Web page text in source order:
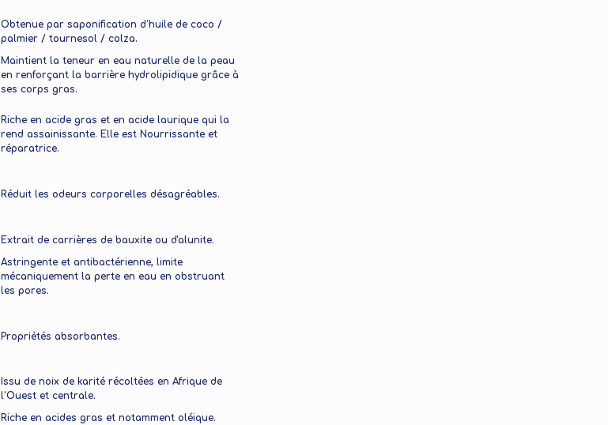
Obtenue par saponification d’huile de coco /
palmier / tournesol / colza.
Maintient la teneur en eau naturelle de la peau
en renforçant la barrière hydrolipidique grâce à
ses corps gras.
Riche en acide gras et en acide laurique qui la
rend assainissante. Elle est Nourrissante et
réparatrice.
Réduit les odeurs corporelles désagréables.
Extrait de carrières de bauxite ou d'alunite.
Astringente et antibactérienne, limite
mécaniquement la perte en eau en obstruant
les pores.
Propriétés absorbantes.
Issu de noix de karité récoltées en Afrique de
l’Ouest et centrale.
Riche en acides gras et notamment oléique.